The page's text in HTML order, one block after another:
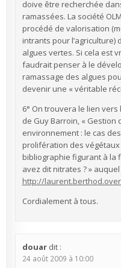
doive être recherchée
ramassées. La société
procédé de valorisation
intrants pour
algues vertes. Si cela est
faudrait penser à le
ramassage des algues
devenir une « véritable
6° On trouvera le lien
de Guy Barroin, « Gestion
environnement : le cas
prolifération des
bibliographie figurant à la
avez dit nitrates ? »
http://
Cordialement à tous.
douar dit :
24 août 2009 à 10:00